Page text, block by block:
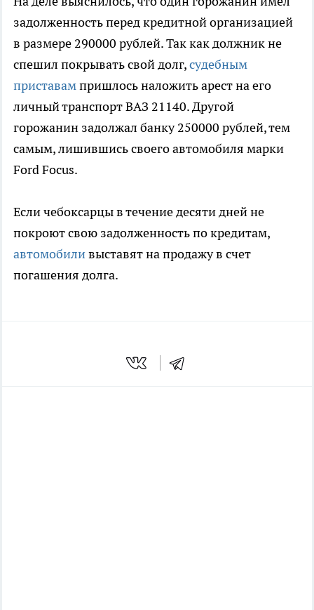
задолженность перед кредитной организацией
в размере 290000 рублей. Так как должник не
спешил покрывать свой долг,судебным
приставампришлось наложить арест на его
личный транспорт ВАЗ 21140. Другой
горожанин задолжал банку 250000 рублей, тем
самым, лишившись своего автомобиля марки
Ford Focus.
Если чебоксарцы в течение десяти дней не
покроют свою задолженность по кредитам,
автомобиливыставят на продажу в счет
погашения долга.